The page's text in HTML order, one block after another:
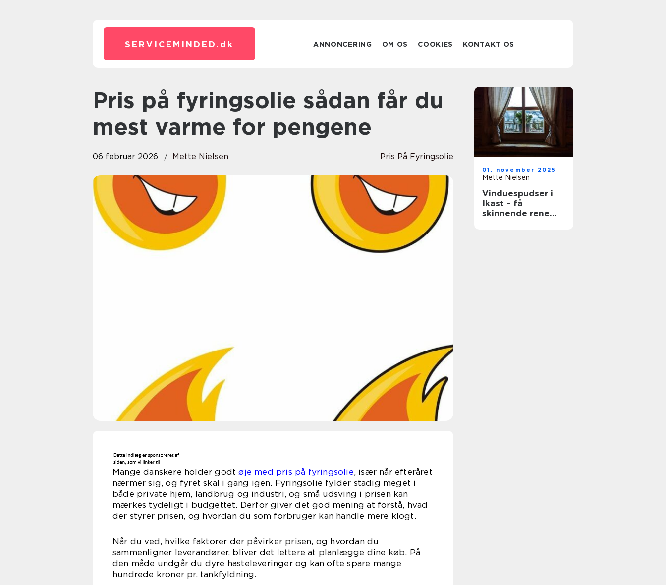
SERVICEMINDED. dk ANNONCERING OM OS COOKIES KONTAKT OS
Pris på fyringsolie sådan får du
mest varme for pengene
06 februar 2026 Mette Nielsen Pris På Fyringsolie
Mange danskere holder godtøje med pris på fyringsolie, især når efteråret
nærmer sig, og fyret skal i gang igen. Fyringsolie fylder stadig meget i
både private hjem, landbrug og industri, og små udsving i prisen kan
mærkes tydeligt i budgettet. Derfor giver det god mening at forstå, hvad
der styrer prisen, og hvordan du som forbruger kan handle mere klogt.
Når du ved, hvilke faktorer der påvirker prisen, og hvordan du
sammenligner leverandører, bliver det lettere at planlægge dine køb. På
den måde undgår du dyre hasteleveringer og kan ofte spare mange
hundrede kroner pr. tankfyldning.
01. november 2025
Mette Nielsen
Vinduespudser i
Ikast – få
skinnende rene